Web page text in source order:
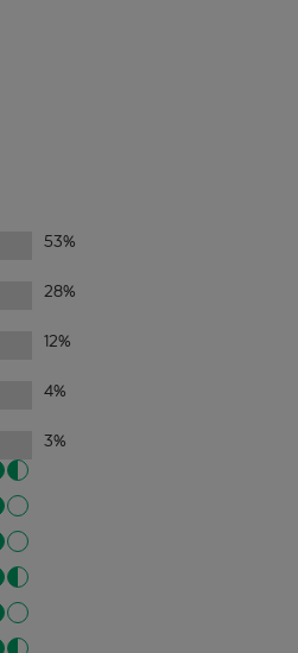
53%
28%
12%
4%
3%